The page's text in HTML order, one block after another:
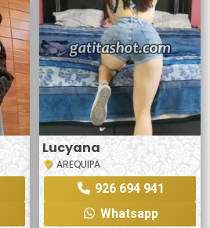
Lucyana
AREQUIPA
926 694 941
Whatsapp